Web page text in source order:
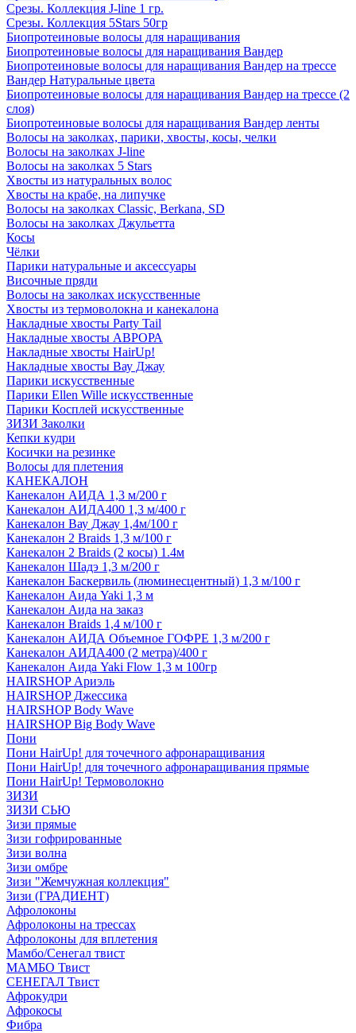
Срезы. Коллекция J-line 1 гр.
Срезы. Коллекция 5Stars 50гр
Биопротеиновые волосы для наращивания
Биопротеиновые волосы для наращивания Вандер
Биопротеиновые волосы для наращивания Вандер на трессе
Вандер Натуральные цвета
Биопротеиновые волосы для наращивания Вандер на трессе (2
слоя)
Биопротеиновые волосы для наращивания Вандер ленты
Волосы на заколках, парики, хвосты, косы, челки
Волосы на заколках J-line
Волосы на заколках 5 Stars
Хвосты из натуральных волос
Хвосты на крабе, на липучке
Волосы на заколках Classic, Berkana, SD
Волосы на заколках Джульетта
Косы
Чёлки
Парики натуральные и аксессуары
Височные пряди
Волосы на заколках искусственные
Хвосты из термоволокна и канекалона
Накладные хвосты Party Tail
Накладные хвосты АВРОРА
Накладные хвосты HairUp!
Накладные хвосты Вау Джау
Парики искусственные
Парики Ellen Wille искусственные
Парики Косплей искусственные
ЗИЗИ Заколки
Кепки кудри
Косички на резинке
Волосы для плетения
КАНЕКАЛОН
Канекалон АИДА 1,3 м/200 г
Канекалон АИДА400 1,3 м/400 г
Канекалон Вау Джау 1,4м/100 г
Канекалон 2 Braids 1,3 м/100 г
Канекалон 2 Braids (2 косы) 1.4м
Канекалон Шадэ 1,3 м/200 г
Канекалон Баскервиль (люминесцентный) 1,3 м/100 г
Канекалон Аида Yaki 1,3 м
Канекалон Аида на заказ
Канекалон Braids 1,4 м/100 г
Канекалон АИДА Объемное ГОФРЕ 1,3 м/200 г
Канекалон АИДА400 (2 метра)/400 г
Канекалон Аида Yaki Flow 1,3 м 100гр
HAIRSHOP Ариэль
HAIRSHOP Джессика
HAIRSHOP Body Wave
HAIRSHOP Big Body Wave
Пони
Пони HairUp! для точечного афронаращивания
Пони HairUp! для точечного афронаращивания прямые
Пони HairUp! Термоволокно
ЗИЗИ
ЗИЗИ СЬЮ
Зизи прямые
Зизи гофрированные
Зизи волна
Зизи омбре
Зизи "Жемчужная коллекция"
Зизи (ГРАДИЕНТ)
Афролоконы
Афролоконы на трессах
Афролоконы для вплетения
Мамбо/Сенегал твист
МАМБО Твист
СЕНЕГАЛ Твист
Афрокудри
Афрокосы
Фибра